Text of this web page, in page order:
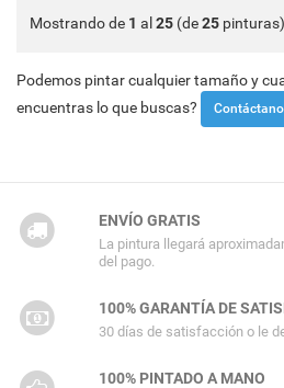
Mostrando de 1 al 25 (de25 pinturas)
Podemos pintar cualquier tamaño y
encuentras lo que buscas?
ENVÍO GRATIS
La pintura llegará
del pago.
100% GARANTÍA DE
30 días de satisfacción o le
100% PINTADO A MANO